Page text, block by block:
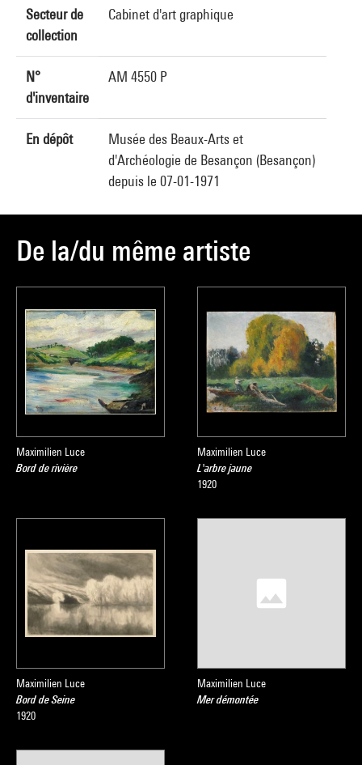
Secteur de
collection
Cabinet d'art graphique
N°
d'inventaire
AM 4550 P
En dépôt
Musée des Beaux-Arts et
d'Archéologie de Besançon (Besançon)
depuis le 07-01-1971
De la/du même artiste
Maximilien Luce
Bord de rivière
Maximilien Luce
L'arbre jaune
1920
Maximilien Luce
Bord de Seine
1920
Maximilien Luce
Mer démontée